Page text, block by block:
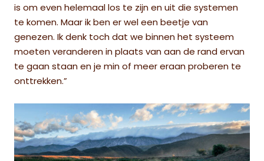
is om even helemaal los te zijn en uit die systemen
te komen. Maar ik ben er wel een beetje van
genezen. Ik denk toch dat we binnen het systeem
moeten veranderen in plaats van aan de rand ervan
te gaan staan en je min of meer eraan proberen te
onttrekken.”